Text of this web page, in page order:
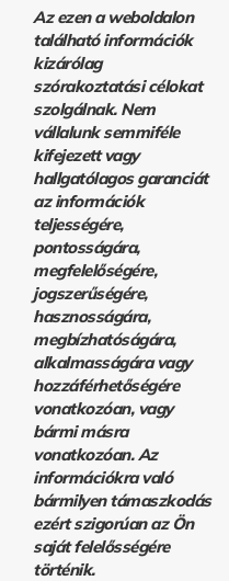
Az ezen a weboldalon
található információk
kizárólag
szórakoztatási célokat
szolgálnak. Nem
vállalunk semmiféle
kifejezett vagy
hallgatólagos garanciát
az információk
teljességére,
pontosságára,
megfelelőségére,
jogszerűségére,
hasznosságára,
megbízhatóságára,
alkalmasságára vagy
hozzáférhetőségére
vonatkozóan, vagy
bármi másra
vonatkozóan. Az
információkra való
bármilyen támaszkodás
ezért szigorúan az Ön
saját felelősségére
történik.